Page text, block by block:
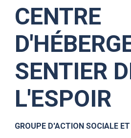
CENTRE
SENTIER
L'ESPOIR
GROUPE D'ACTION SOCIALE